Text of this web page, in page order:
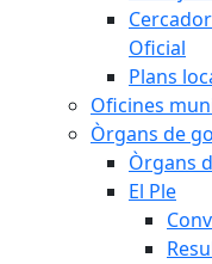
Oficial
Plans
Oficines
Òrgans de
Òrgans
El Ple